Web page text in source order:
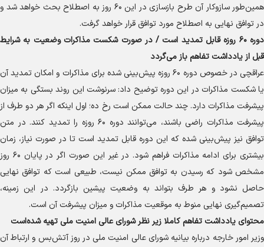
همین‌طور سازوکار آن طرح بازسازی در این ۶۰ روز به اصطلاح بحث خواهد شد و
در توافق نهایی به اصطلاح مورد توافق قرار خواهد گرفت.
دوره ۶۰ روزه قابل تمدید است / در صورت شکست مذاکرات وضعیت به شرایط
قبل از یادداشت تفاهم باز می‌گردد
عراقچی در خصوص دوره ۶۰ روزه پیش‌بینی شده برای مذاکرات و امکان تمدید آن
یا شکست مذاکرات در این دوره توضیح داد: سرنوشت این روند بستگی به میزان
پیشرفت مذاکرات دارد. چند حالت ممکن است رخ ده؛ اول اینکه اگر هر دو طرف از
پیشرفت مذاکرات راضی باشند، می‌توانند دوره ۶۰ روزه را تمدید کنند. در متن
توافق نیز پیش‌بینی شده که این دوره قابل تمدید است تا در صورت نیاز، زمان
بیشتری برای ادامه مذاکرات فراهم شود. در غیر این صورت اگر در پایان ۶۰ روز
مشخص شود که رسیدن به توافق ممکن نیست، طبیعی است که توافق نهایی
حاصل نشود و هر طرف بتواند به وضعیت پیشین بازگردد. در این زمینه،
تصمیم‌گیری نهایی منوط به موقعیت مذاکرات و میزان پیشرفت آن است.
محتوای یادداشت تفاهم کاملا زیر نظر شورای عالی امنیت ملی تهیه شده‌است
وزیر امور خارجه درباره بیانیه شورای عالی امنیت ملی در روز آتش‌بس و ارتباط آن